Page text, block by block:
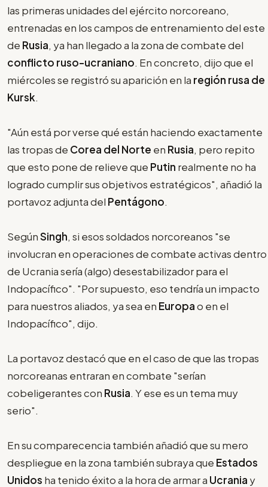
las primeras unidades del ejército norcoreano,
entrenadas en los campos de entrenamiento del este
de Rusia, ya han llegado a la zona de combate del
conflicto ruso-ucraniano. En concreto, dijo que el
miércoles se registró su aparición en la región rusa de
Kursk.
"Aún está por verse qué están haciendo exactamente
las tropas de Corea del Norte en Rusia, pero repito
que esto pone de relieve que Putin realmente no ha
logrado cumplir sus objetivos estratégicos", añadió la
portavoz adjunta del Pentágono.
SegúnSingh, si esos soldados norcoreanos "se
involucran en operaciones de combate activas dentro
de Ucrania sería (algo) desestabilizador para el
Indopacífico". "Por supuesto, eso tendría un impacto
para nuestros aliados, ya sea en Europao en el
Indopacífico", dijo.
La portavoz destacó que en el caso de que las tropas
norcoreanas entraran en combate "serían
cobeligerantes con Rusia. Y ese es un tema muy
serio".
En su comparecencia también añadió que su mero
despliegue en la zona también subraya que Estados
Unidos ha tenido éxito a la hora de armar a Ucrania y